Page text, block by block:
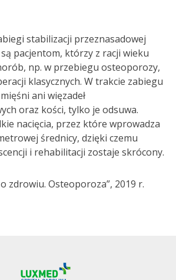
stabilizacji przeznasadowej
pacjentom, którzy z racji wieku
np. w przebiegu osteoporozy,
klasycznych. W trakcie zabiegu
ani więzadeł
oraz kości, tylko je odsuwa.
nacięcia, przez które wprowadza
średnicy, dzięki czemu
i rehabilitacji zostaje skrócony.
zdrowiu. Osteoporoza”, 2019 r.